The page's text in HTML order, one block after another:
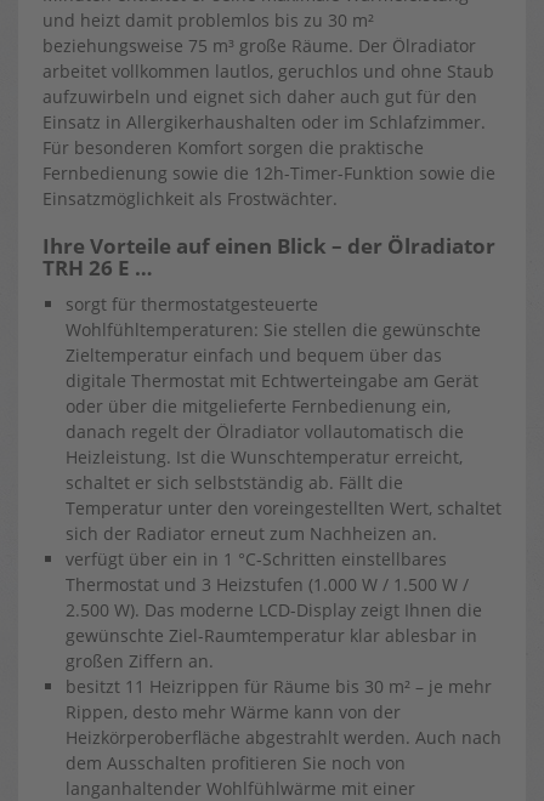
und heizt damit problemlos bis zu 30 m²
beziehungsweise 75 m³ große Räume. Der Ölradiator
arbeitet vollkommen lautlos, geruchlos und ohne Staub
aufzuwirbeln und eignet sich daher auch gut für den
Einsatz in Allergikerhaushalten oder im Schlafzimmer.
Für besonderen Komfort sorgen die praktische
Fernbedienung sowie die 12h-Timer-Funktion sowie die
Einsatzmöglichkeit als Frostwächter.
Ihre Vorteile auf einen Blick – der Ölradiator
TRH 26 E …
sorgt für thermostatgesteuerte
Wohlfühltemperaturen: Sie stellen die gewünschte
Zieltemperatur einfach und bequem über das
digitale Thermostat mit Echtwerteingabe am Gerät
oder über die mitgelieferte Fernbedienung ein,
danach regelt der Ölradiator vollautomatisch die
Heizleistung. Ist die Wunschtemperatur erreicht,
schaltet er sich selbstständig ab. Fällt die
Temperatur unter den voreingestellten Wert, schaltet
sich der Radiator erneut zum Nachheizen an.
verfügt über ein in 1 °C-Schritten einstellbares
Thermostat und 3 Heizstufen (1.000 W / 1.500 W /
2.500 W). Das moderne LCD-Display zeigt Ihnen die
gewünschte Ziel-Raumtemperatur klar ablesbar in
großen Ziffern an.
besitzt 11 Heizrippen für Räume bis 30 m² – je mehr
Rippen, desto mehr Wärme kann von der
Heizkörperoberfläche abgestrahlt werden. Auch nach
dem Ausschalten profitieren Sie noch von
langanhaltender Wohlfühlwärme mit einer